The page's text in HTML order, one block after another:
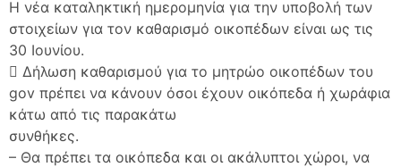
Η νέα καταληκτική ημερομηνία για την υποβολή των
στοιχείων για τον καθαρισμό οικοπέδων είναι ως τις
30 Ιουνίου.
 Δήλωση καθαρισμού για το μητρώο οικοπέδων του
gov πρέπει να κάνουν όσοι έχουν οικόπεδα ή χωράφια
κάτω από τις παρακάτω
συνθήκες.
– Θα πρέπει τα οικόπεδα και οι ακάλυπτοι χώροι, να